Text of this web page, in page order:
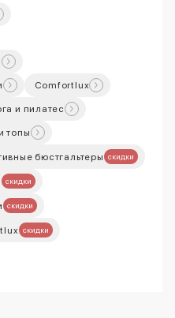
Comfortlux
и пилатес
топы
бюстгальтеры скидки
скидки
скидки
скидки